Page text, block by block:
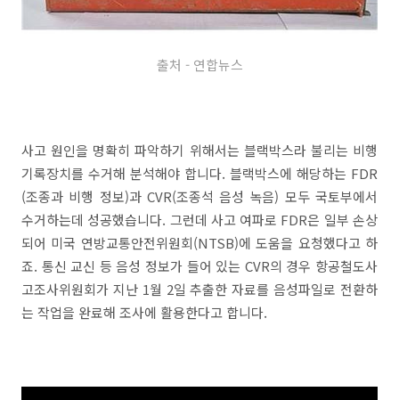
출처 - 연합뉴스
사고 원인을 명확히 파악하기 위해서는 블랙박스라 불리는 비행
기록장치를 수거해 분석해야 합니다. 블랙박스에 해당하는 FDR
(조종과 비행 정보)과 CVR(조종석 음성 녹음) 모두 국토부에서
수거하는데 성공했습니다. 그런데 사고 여파로 FDR은 일부 손상
되어 미국 연방교통안전위원회(NTSB)에 도움을 요청했다고 하
죠. 통신 교신 등 음성 정보가 들어 있는 CVR의 경우 항공철도사
고조사위원회가 지난 1월 2일 추출한 자료를 음성파일로 전환하
는 작업을 완료해 조사에 활용한다고 합니다.